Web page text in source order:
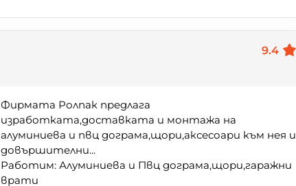
9.4
Фирмата Ролпак предлага
изработката,доставката и монтажа на
алуминиева и пвц дограма,щори,аксесоари към нея и
довършителни...
Работим: Алуминиева и Пвц дограма,щори,гаражни
врати